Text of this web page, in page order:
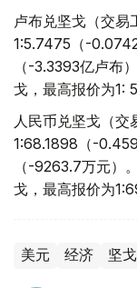
卢布兑坚戈（交易
1:5.7475（-
（-3.3393亿卢布
戈，最高报价为1:
人民币兑坚戈（交
1:68.1898（-
（-9263.7万元）
戈，最高报价为
美元 经济 坚戈